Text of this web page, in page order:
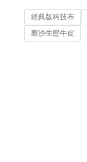
經典版科技布
磨沙生態牛皮